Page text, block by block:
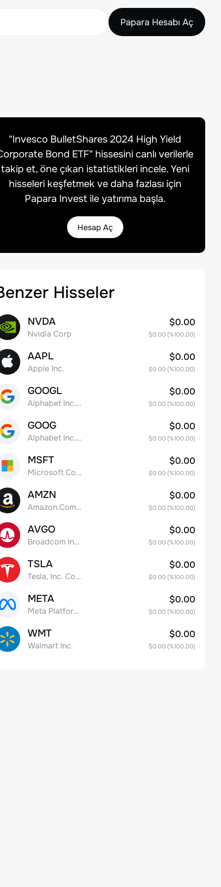
Papara Hesabı Aç
"Invesco BulletShares 2024 High Yield
Bond ETF" hissesini canlı verilerle
takip et, öne çıkan istatistikleri incele. Yeni
hisseleri keşfetmek ve daha fazlası için
Papara Invest ile yatırıma başla.
Hesap Aç
Hisseler
NVDA
Nvidia Corp
$0.00
$0.00(%100.00)
AAPL
Apple Inc.
$0.00
$0.00(%100.00)
GOOGL
Alphabet Inc. Class A Common Stock
$0.00
$0.00(%100.00)
GOOG
Alphabet Inc. Class C Capital Stock
$0.00
$0.00(%100.00)
MSFT
Microsoft Corp
$0.00
$0.00(%100.00)
AMZN
Amazon.Com Inc
$0.00
$0.00(%100.00)
AVGO
Broadcom Inc. Common Stock
$0.00
$0.00(%100.00)
TSLA
Tesla, Inc. Common Stock
$0.00
$0.00(%100.00)
META
Meta Platforms, Inc. Class A Common Stock
$0.00
$0.00(%100.00)
WMT
Walmart Inc.
$0.00
$0.00(%100.00)